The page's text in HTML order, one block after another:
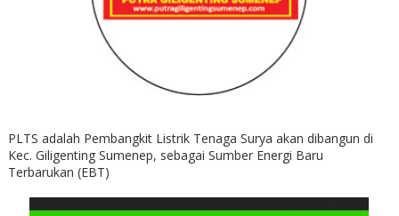
PLTS adalah Pembangkit Listrik Tenaga Surya akan dibangun di
Kec. Giligenting Sumenep, sebagai Sumber Energi Baru
Terbarukan (EBT)